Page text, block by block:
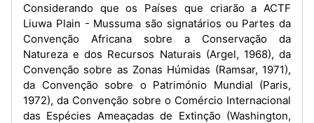
Considerando que os Países que criarão a ACTF
Liuwa Plain - Mussuma são signatários ou Partes da
Convenção Africana sobre a Conservação da
Natureza e dos Recursos Naturais (Argel, 1968), da
Convenção sobre as Zonas Húmidas (Ramsar, 1971),
da Convenção sobre o Património Mundial (Paris,
1972), da Convenção sobre o Comércio Internacional
das Espécies Ameaçadas de Extinção (Washington,